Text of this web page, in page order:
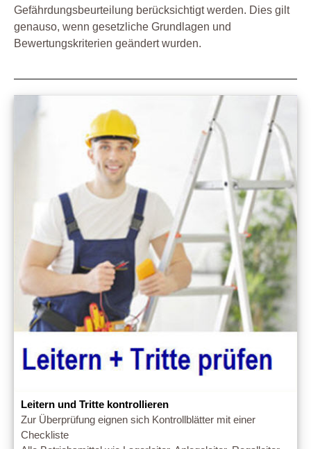
Gefährdungsbeurteilung berücksichtigt werden. Dies gilt
genauso, wenn gesetzliche Grundlagen und
Bewertungskriterien geändert wurden.
Leitern und Tritte kontrollieren
Zur Überprüfung eignen sich Kontrollblätter mit einer
Checkliste